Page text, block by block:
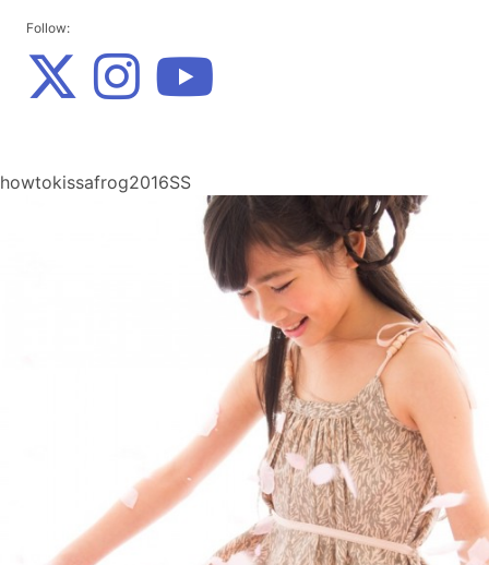
Follow:
howtokissafrog2016SS